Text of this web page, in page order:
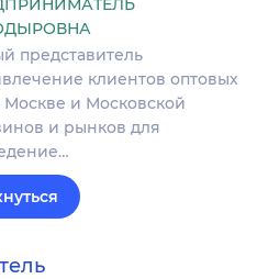
представитель
клиентов оптовых
и Московской
и рынков для